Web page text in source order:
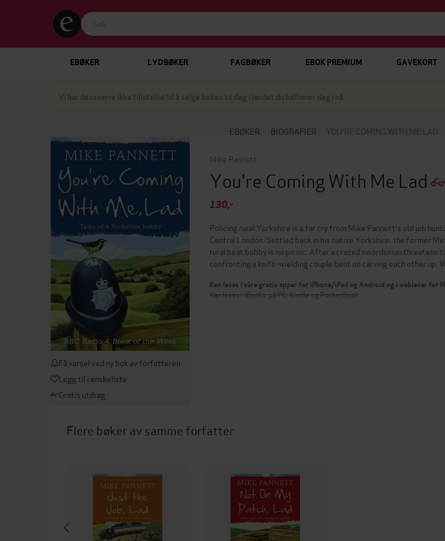
EBØKER LYDBØKER FAGBØKER EBOK PREMIUM GAVEKORT
Vi har dessverre ikke tillatelse til å selge boken til deg i landet du befinner deg i nå.
EBØKER BIOGRAFIER YOU'RE COMING WITH ME LAD
Få varsel ved ny bok av forfatteren
Legg til i ønskeliste
Gratis utdrag
Mike Pannett
You're Coming With Me Lad
130,-
Policing rural Yorkshire is a far cry from Mike Pannett's old job
Central London. Settled back in his native Yorkshire, the former
rural beat bobby is no picnic. After a crazed swordsman threatens
confronting a knife-wielding couple bent on carving each other up.
Kan leses i våre gratis apper for iPhone/iPad og Android og i webleser for
Kan leses i iBooks, på PC, Kindle og PocketBook
Flere bøker av samme forfatter